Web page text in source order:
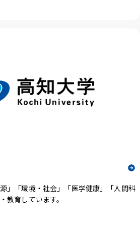
」「環境・社会」「医学健康」「人間科
教育しています。